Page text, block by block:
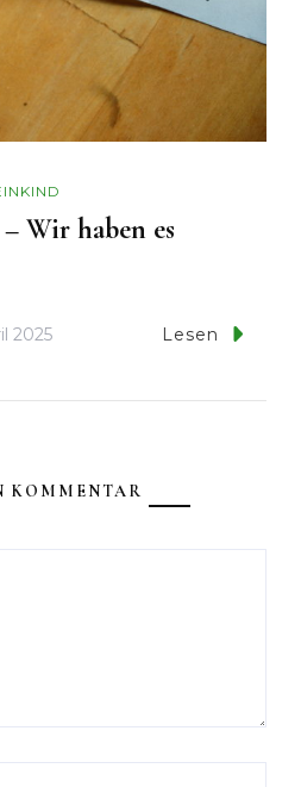
Wir haben es
2025 Lesen
KOMMENTAR